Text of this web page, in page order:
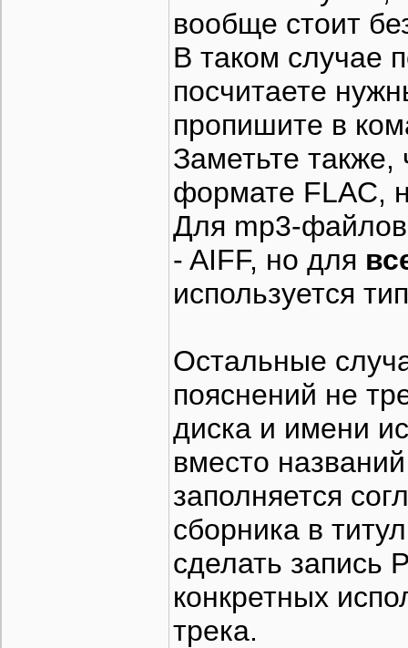
вообще стоит
В таком случае
посчитаете
пропишите в
Заметьте
формате FLAC,
Для mp3-
- AIFF, но для
используется
Остальные
пояснений не
диска и имени
вместо
заполняется
сборника в
сделать запись
конкретных
трека.